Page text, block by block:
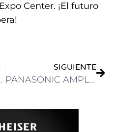
Center. ¡El futuro
UNIDAD DE PRODUCCIÓN
SIGUIENTE
PANASONIC AMPLÍA SU COMPATIBILIDAD CON NDI PARA CÁMARAS PTZ Y GRABADORAS DE CÁMARA